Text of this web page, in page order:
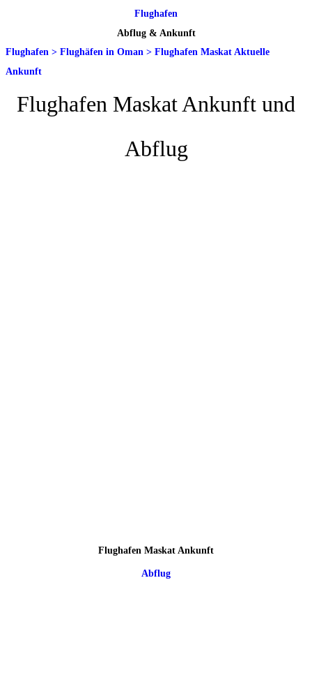
Flughafen
Abflug & Ankunft
Flughafen > Flughäfen in Oman > Flughafen Maskat Aktuelle
Ankunft
Flughafen Maskat Ankunft und
Abflug
Flughafen Maskat Ankunft
Abflug